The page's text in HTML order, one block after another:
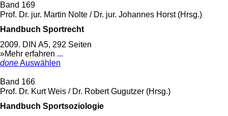
Band 169
Prof. Dr. jur. Martin Nolte / Dr. jur. Johannes Horst (Hrsg.)
Handbuch Sportrecht
2009. DIN A5, 292 Seiten
»Mehr erfahren ...
doneAuswählen
Band 166
Prof. Dr. Kurt Weis / Dr. Robert Gugutzer (Hrsg.)
Handbuch Sportsoziologie